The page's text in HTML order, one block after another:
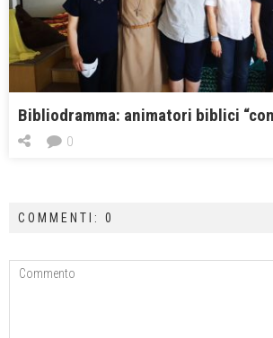
Bibliodramma: animatori biblici
0
COMMENTI: 0